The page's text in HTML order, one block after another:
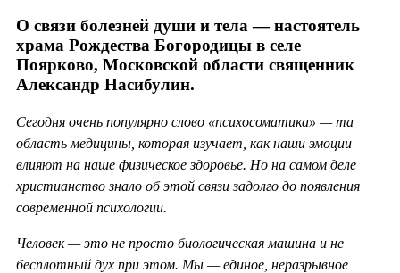
О связи болезней души и тела — настоятель
храма Рождества Богородицы в селе
Поярково, Московской области священник
Александр Насибулин.
Сегодня очень популярно слово «психосоматика» — та
область медицины, которая изучает, как наши эмоции
влияют на наше физическое здоровье. Но на самом деле
христианство знало об этой связи задолго до появления
современной психологии.
Человек — это не просто биологическая машина и не
бесплотный дух при этом. Мы — единое, неразрывное